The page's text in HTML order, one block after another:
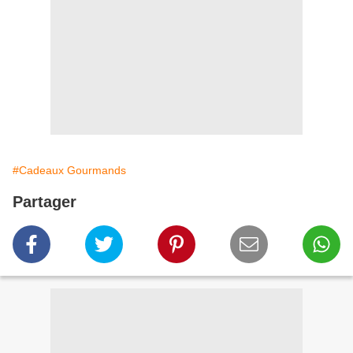
#Cadeaux Gourmands
Partager